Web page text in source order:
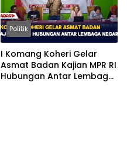
Politik
I Komang Koheri Gelar
Asmat Badan Kajian MPR RI
Hubungan Antar Lembaga